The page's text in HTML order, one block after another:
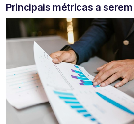
Principais métricas a